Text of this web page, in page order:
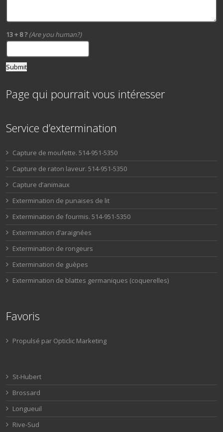
13 + 8 ?(Are you human?)
Page qui pourrait vous intéresser
Service d’extermination
Capture de moufette. 514-951-5350
Capture de raton laveur. 514-951-5350
Capture d’animaux
Extermination de punaises de lit
Extermination de fourmis. 514-951-5350
Extermination d’araignées
Extermination de rongeurs
Extermination de guèpes
Extermination de blattes germaniques (coquerelles)
Favoris
Propulsé par Opticlic Marketing
St-Hubert
Brossard
Longueuil
Rive-Sud